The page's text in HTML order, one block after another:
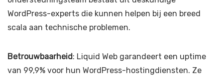
WordPress-experts die kunnen helpen bij een breed
scala aan technische problemen.
Betrouwbaarheid: Liquid Web garandeert een uptime
van 99,9% voor hun WordPress-hostingdiensten. Ze